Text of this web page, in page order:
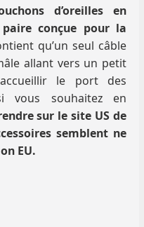
d’oreilles en
conçue pour la
qu’un seul câble
allant vers un petit
le port des
vous souhaitez en
sur le site US de
semblent ne
EU.